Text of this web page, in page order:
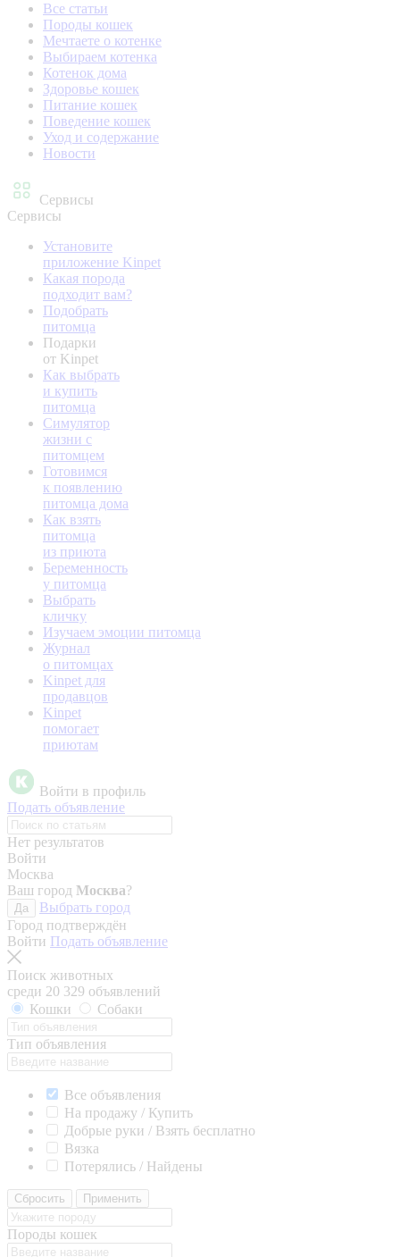
Все статьи
Породы кошек
Мечтаете о котенке
Выбираем котенка
Котенок дома
Здоровье кошек
Питание кошек
Поведение кошек
Уход и содержание
Новости
Сервисы
Сервисы
Установите
приложение Kinpet
Какая порода
подходит вам?
Подобрать
питомца
Подарки
от Kinpet
Как выбрать
и купить
питомца
Симулятор
жизни с
питомцем
Готовимся
к появлению
питомца дома
Как взять
питомца
из приюта
Беременность
у питомца
Выбрать
кличку
Изучаем эмоции питомца
Журнал
о питомцах
Kinpet для
продавцов
Kinpet
помогает
приютам
Войти в профиль
Подать объявление
Нет результатов
Войти
Москва
Ваш город Москва?
Да
Выбрать город
Город подтверждён
Войти Подать объявление
Поиск животных
среди 20 329 объявлений
Кошки
Собаки
Тип объявления
Все объявления
На продажу / Купить
Добрые руки / Взять бесплатно
Вязка
Потерялись / Найдены
Сбросить Применить
Породы кошек